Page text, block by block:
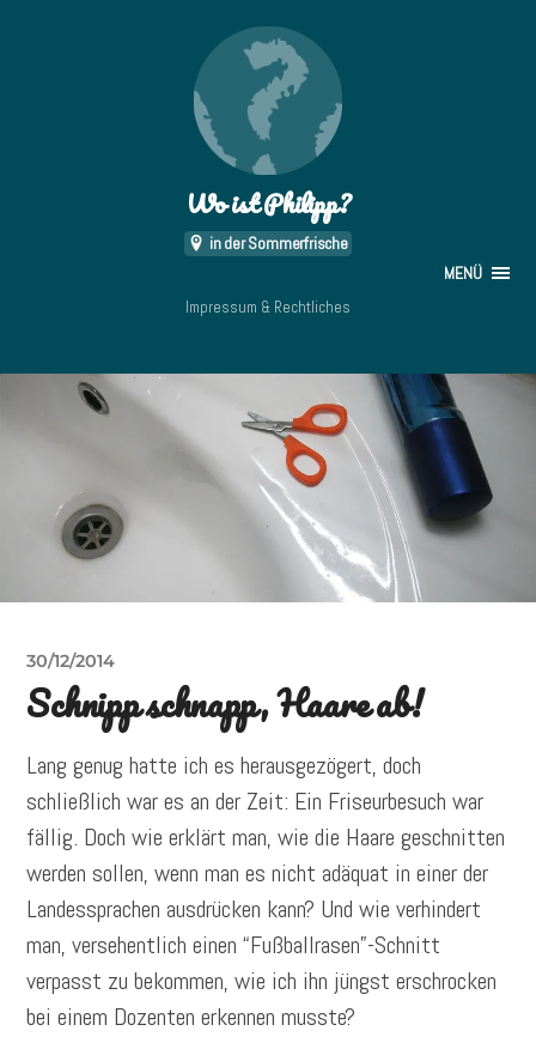
Wo ist Philipp?
in der Sommerfrische
MENÜ
Impressum & Rechtliches
30/12/2014
Schnipp schnapp, Haare ab!
Lang genug hatte ich es herausgezögert, doch
schließlich war es an der Zeit: Ein Friseurbesuch war
fällig. Doch wie erklärt man, wie die Haare geschnitten
werden sollen, wenn man es nicht adäquat in einer der
Landessprachen ausdrücken kann? Und wie verhindert
man, versehentlich einen “Fußballrasen”-Schnitt
verpasst zu bekommen, wie ich ihn jüngst erschrocken
bei einem Dozenten erkennen musste?